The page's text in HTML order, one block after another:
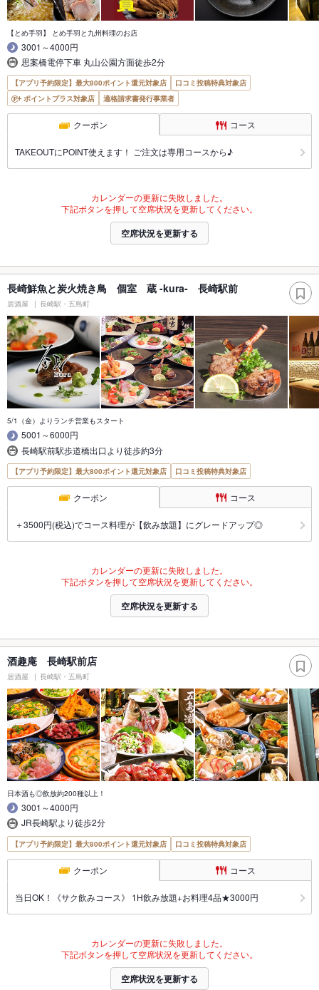
【とめ手羽】 とめ手羽と九州料理のお店
3001～4000円
思案橋電停下車 丸山公園方面徒歩2分
【アプリ予約限定】最大800ポイント還元対象店
口コミ投稿特典対象店
ポイントプラス対象店
適格請求書発行事業者
クーポン コース
TAKEOUTにPOINT使えます！ ご注文は専用コースから♪
カレンダーの更新に失敗しました。
下記ボタンを押して空席状況を更新してください。
空席状況を更新する
長崎鮮魚と炭火焼き鳥 個室 蔵 -kura- 長崎駅前
居酒屋 長崎駅・五島町
5/1（金）よりランチ営業もスタート
5001～6000円
長崎駅前駅歩道橋出口より徒歩約3分
【アプリ予約限定】最大800ポイント還元対象店 口コミ投稿特典対象店
クーポン コース
＋3500円(税込)でコース料理が【飲み放題】にグレードアップ◎
カレンダーの更新に失敗しました。
下記ボタンを押して空席状況を更新してください。
空席状況を更新する
酒趣庵 長崎駅前店
居酒屋 長崎駅・五島町
日本酒も◎飲放約200種以上！
3001～4000円
JR長崎駅より徒歩2分
【アプリ予約限定】最大800ポイント還元対象店 口コミ投稿特典対象店
クーポン コース
当日OK！《サク飲みコース》 1H飲み放題+お料理4品★3000円
カレンダーの更新に失敗しました。
下記ボタンを押して空席状況を更新してください。
空席状況を更新する